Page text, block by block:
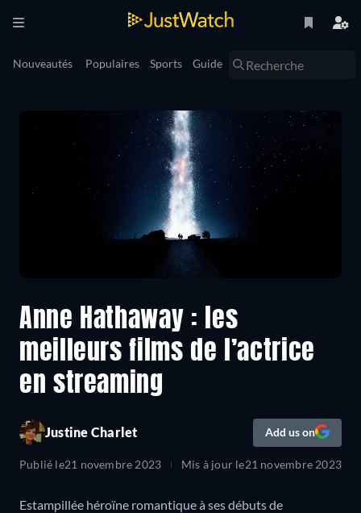
Nouveautés Populaires Sports Guide
Anne Hathaway : les
meilleurs films de l’actrice
en streaming
Justine Charlet Add us on
Publié le21 novembre 2023 Mis à jour le21 novembre 2023
Estampillée héroïne romantique à ses débuts de